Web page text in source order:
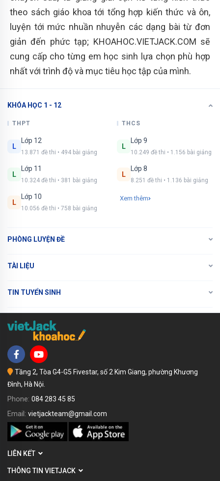
theo sách giáo khoa tới tổng hợp kiến thức và ôn,
luyện tới mức nhuần nhuyễn các dạng bài từ đơn
giản đến phức tạp; KHOAHOC.VIETJACK.COM sẽ
cung cấp cho từng em học sinh lựa chọn phù hợp
nhất với trình độ và mục tiêu học tập của mình.
KHÓA HỌC 1 - 12
THPT
L
Lớp 12
13.871 đề thi • 494 bài giảng
L
Lớp 11
10.324 đề thi • 381 bài giảng
L
Lớp 10
10.056 đề thi • 758 bài giảng
THCS
L
Lớp 9
10.249 đề thi • 1.156 bài giảng
L
Lớp 8
8.251 đề thi • 1.136 bài giảng
Xem thêm
PHÒNG LUYỆN ĐỀ
TÀI LIỆU
TIN TUYỂN SINH
Tầng 2, Tòa G4-G5 Fivestar, số 2 Kim Giang, phường Khương
Đình, Hà Nội.
Phone: 084 283 45 85
Email: vietjackteam@gmail.com
LIÊN KẾT
THÔNG TIN VIETJACK